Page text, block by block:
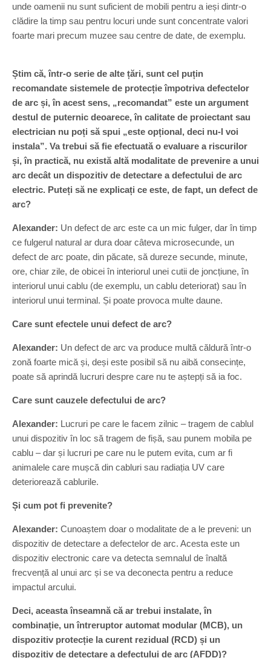
unde oamenii nu sunt suficient de mobili pentru a ieși dintr-o
clădire la timp sau pentru locuri unde sunt concentrate valori
foarte mari precum muzee sau centre de date, de exemplu.
Știm că, într-o serie de alte țări, sunt cel puțin
recomandate sistemele de protecție împotriva defectelor
de arc și, în acest sens, „recomandat” este un argument
destul de puternic deoarece, în calitate de proiectant sau
electrician nu poți să spui „este opțional, deci nu-l voi
instala”. Va trebui să fie efectuată o evaluare a riscurilor
și, în practică, nu există altă modalitate de prevenire a unui
arc decât un dispozitiv de detectare a defectului de arc
electric. Puteți să ne explicați ce este, de fapt, un defect de
arc?
Alexander: Un defect de arc este ca un mic fulger, dar în timp
ce fulgerul natural ar dura doar câteva microsecunde, un
defect de arc poate, din păcate, să dureze secunde, minute,
ore, chiar zile, de obicei în interiorul unei cutii de joncțiune, în
interiorul unui cablu (de exemplu, un cablu deteriorat) sau în
interiorul unui terminal. Și poate provoca multe daune.
Care sunt efectele unui defect de arc?
Alexander: Un defect de arc va produce multă căldură într-o
zonă foarte mică și, deși este posibil să nu aibă consecințe,
poate să aprindă lucruri despre care nu te aștepți să ia foc.
Care sunt cauzele defectului de arc?
Alexander: Lucruri pe care le facem zilnic – tragem de cablul
unui dispozitiv în loc să tragem de fișă, sau punem mobila pe
cablu – dar și lucruri pe care nu le putem evita, cum ar fi
animalele care mușcă din cabluri sau radiația UV care
deteriorează cablurile.
Și cum pot fi prevenite?
Alexander: Cunoaștem doar o modalitate de a le preveni: un
dispozitiv de detectare a defectelor de arc. Acesta este un
dispozitiv electronic care va detecta semnalul de înaltă
frecvență al unui arc și se va deconecta pentru a reduce
impactul arcului.
Deci, aceasta înseamnă că ar trebui instalate, în
combinație, un întreruptor automat modular (MCB), un
dispozitiv protecție la curent rezidual (RCD) și un
dispozitiv de detectare a defectului de arc (AFDD)?